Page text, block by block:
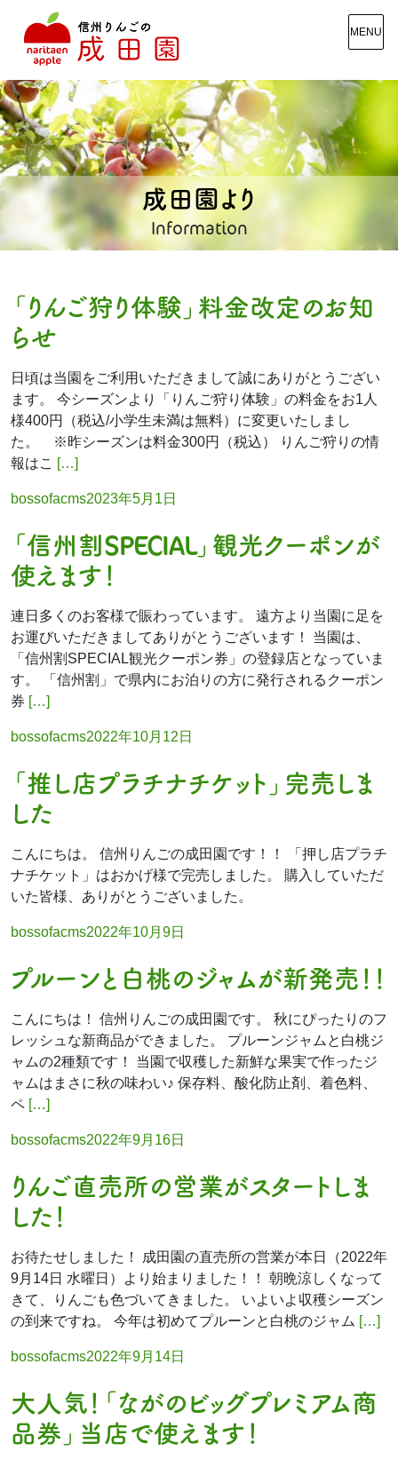
MENU
成田園より
Information
「りんご狩り体験」料金改定のお知
らせ
日頃は当園をご利用いただきまして誠にありがとうござい
ます。 今シーズンより「りんご狩り体験」の料金をお1人
様400円（税込/小学生未満は無料）に変更いたしまし
た。 ※昨シーズンは料金300円（税込） りんご狩りの情
報はこ […]
Posted
bossofacms2023年5月1日
「信州割SPECIAL」観光クーポンが
使えます！
連日多くのお客様で賑わっています。 遠方より当園に足を
お運びいただきましてありがとうございます！ 当園は、
「信州割SPECIAL観光クーポン券」の登録店となっていま
す。 「信州割」で県内にお泊りの方に発行されるクーポン
券 […]
Posted
bossofacms2022年10月12日
「推し店プラチナチケット」完売しま
した
こんにちは。 信州りんごの成田園です！！ 「押し店プラチ
ナチケット」はおかげ様で完売しました。 購入していただ
いた皆様、ありがとうございました。
Posted
bossofacms2022年10月9日
プルーンと白桃のジャムが新発売！！
こんにちは！ 信州りんごの成田園です。 秋にぴったりのフ
レッシュな新商品ができました。 プルーンジャムと白桃ジ
ャムの2種類です！ 当園で収穫した新鮮な果実で作ったジ
ャムはまさに秋の味わい♪ 保存料、酸化防止剤、着色料、
ペ […]
Posted
bossofacms2022年9月16日
りんご直売所の営業がスタートしま
した！
お待たせしました！ 成田園の直売所の営業が本日（2022年
9月14日 水曜日）より始まりました！！ 朝晩涼しくなって
きて、りんごも色づいてきました。 いよいよ収穫シーズン
の到来ですね。 今年は初めてプルーンと白桃のジャム […]
Posted
bossofacms2022年9月14日
大人気！「ながのビッグプレミアム商
品券」当店で使えます！